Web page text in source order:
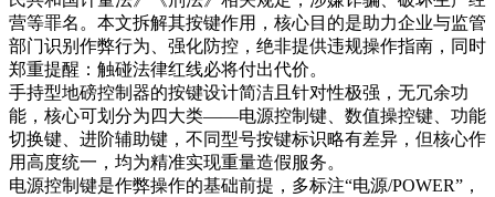
营等罪名。本文拆解其按键作用，核心目的是助力企业与监管
部门识别作弊行为、强化防控，绝非提供违规操作指南，同时
郑重提醒：触碰法律红线必将付出代价。
手持型地磅控制器的按键设计简洁且针对性极强，无冗余功
能，核心可划分为四大类——电源控制键、数值操控键、功能
切换键、进阶辅助键，不同型号按键标识略有差异，但核心作
用高度统一，均为精准实现重量造假服务。
电源控制键是作弊操作的基础前提，多标注“电源/POWER”，